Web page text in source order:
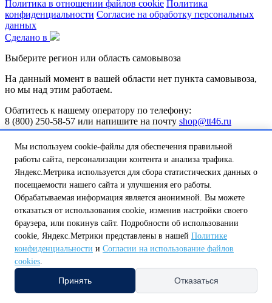
Политика в отношении файлов cookie Политика
конфиденциальности Согласие на обработку персональных
данных
Сделано в
Выберите регион или область самовывоза
На данный момент в вашей области нет пункта самовывоза,
но мы над этим работаем.
Обатитесь к нашему оператору по телефону:
8 (800) 250-58-57 или напишите на почту shop@tt46.ru
и мы поможем вам доставить товар.
Белгородская обл. Калужская обл. Курская обл. Липецкая обл.
Нижегородская обл. Орловская обл. Смоленская обл. Тульская
обл.
Амурская обл. Архангельская обл. Астраханская обл.
Белгородская обл.
Брянская обл.
Владимирская обл. Волгоградская обл. Вологодская обл.
Воронежская обл.
Еврейская автономная обл.
Ивановская обл. Иркутская обл.
Мы используем cookie-файлы для обеспечения правильной
работы сайта, персонализации контента и анализа трафика.
Яндекс.Метрика используется для сбора статистических данных о
посещаемости нашего сайта и улучшения его работы.
Обрабатываемая информация является анонимной. Вы можете
отказаться от использования cookie, изменив настройки своего
браузера, или покинув сайт. Подробности об использовании
cookie, Яндекс.Метрики представлены в нашей Политике
конфиденциальности и Согласии на использование файлов
cookies.
Принять Отказаться